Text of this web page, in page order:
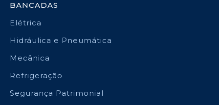
BANCADAS
Elétrica
Hidráulica e Pneumática
Mecânica
Refrigeração
Segurança Patrimonial